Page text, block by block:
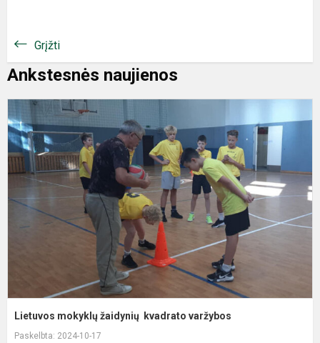
Grįžti
Ankstesnės naujienos
Lietuvos mokyklų žaidynių kvadrato varžybos
Paskelbta: 2024-10-17